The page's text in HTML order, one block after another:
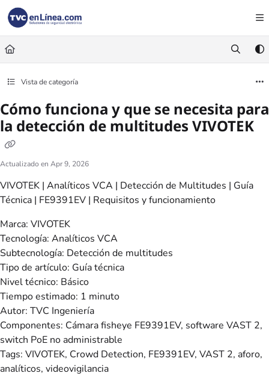
Documentation Index
Fetch the complete documentation index at:
Use this file to discover all available pages before exploring further.
Vista de categoría
Cómo funciona y que se necesita para
la detección de multitudes VIVOTEK
Actualizado en Apr 9, 2026
VIVOTEK | Analíticos VCA | Detección de Multitudes | Guía
Técnica | FE9391EV | Requisitos y funcionamiento
Marca: VIVOTEK
Tecnología: Analíticos VCA
Subtecnología: Detección de multitudes
Tipo de artículo: Guía técnica
Nivel técnico: Básico
Tiempo estimado: 1 minuto
Autor: TVC Ingeniería
Componentes: Cámara fisheye FE9391EV, software VAST 2,
switch PoE no administrable
Tags: VIVOTEK, Crowd Detection, FE9391EV, VAST 2, aforo,
analíticos, videovigilancia